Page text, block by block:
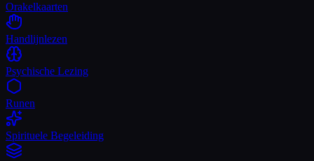
Orakelkaarten
Handlijnlezen
Psychische Lezing
Runen
Spirituele Begeleiding